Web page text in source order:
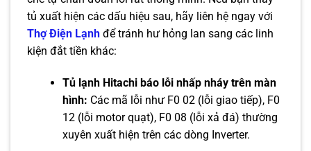
tủ xuất hiện các dấu hiệu sau, hãy liên hệ ngay với
Thợ Điện Lạnh để tránh hư hỏng lan sang các linh
kiện đắt tiền khác:
Tủ lạnh Hitachi báo lỗi nhấp nháy trên màn
hình: Các mã lỗi như F0 02 (lỗi giao tiếp), F0
12 (lỗi motor quạt), F0 08 (lỗi xả đá) thường
xuyên xuất hiện trên các dòng Inverter.